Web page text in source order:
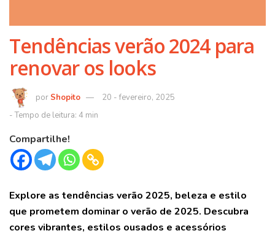
Tendências verão 2024 para
renovar os looks
Shopito 20 - fevereiro, 2025
Compartilhe!
Explore as tendências verão 2025, beleza e estilo
que prometem dominar o verão de 2025. Descubra
cores vibrantes, estilos ousados e acessórios